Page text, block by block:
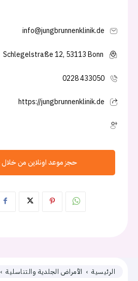
الرئيسية الأمراض الجلدية والتناسلية
info@jungbrunnenklinik.de
Schlegelstraße 12, 53113 Bonn
0228 433050
https://jungbrunnenklinik.de
حجز موعد اونلاين من خلال doctolib